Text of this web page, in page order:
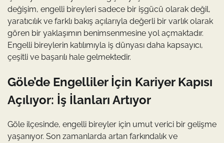
değişim, engelli bireyleri sadece bir işgücü olarak değil,
yaratıcılık ve farklı bakış açılarıyla değerli bir varlık olarak
gören bir yaklaşımın benimsenmesine yol açmaktadır.
Engelli bireylerin katılımıyla iş dünyası daha kapsayıcı,
çeşitli ve başarılı hale gelmektedir.
Göle’de Engelliler İçin Kariyer Kapısı
Açılıyor: İş İlanları Artıyor
Göle ilçesinde, engelli bireyler için umut verici bir gelişme
yaşanıyor. Son zamanlarda artan farkındalık ve